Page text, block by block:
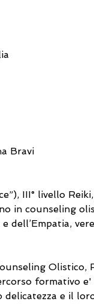
Bravi
III° livello
in counseling
Olistico,
formativo
e il